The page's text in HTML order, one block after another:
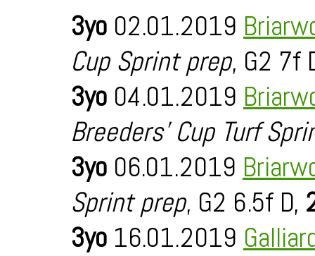
3yo 02.01.2019
Cup Sprint prep, G2 7f
3yo 04.01.2019
Breeders' Cup Turf
3yo 06.01.2019
Sprint prep, G2 6.5f D,
3yo 16.01.2019